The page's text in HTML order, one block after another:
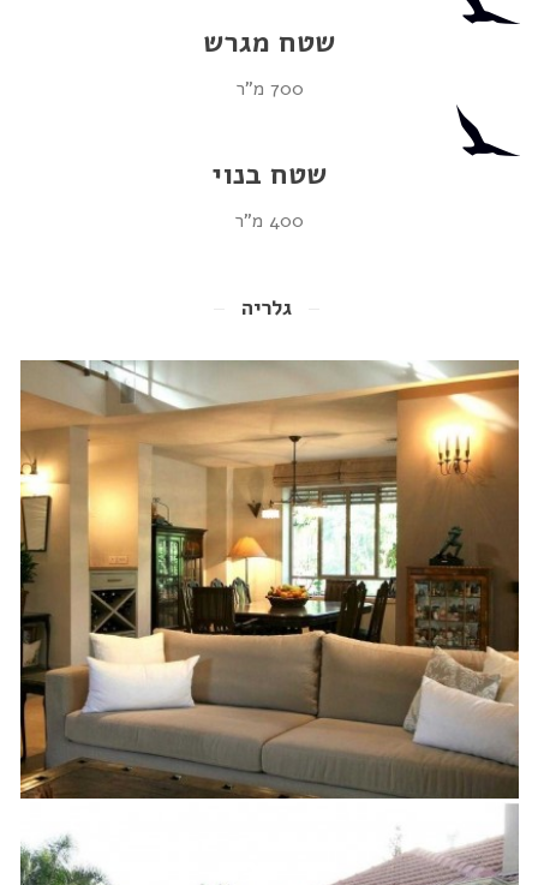
שטח מגרש
700 מ"ר
שטח בנוי
400 מ"ר
גלריה